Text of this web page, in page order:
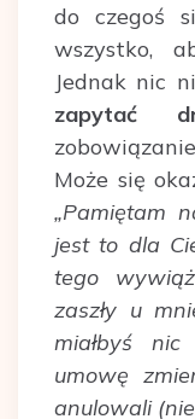
do czegoś
wszystko,
Jednak nic
zapytać
Może się
„Pamiętam
jest to dla
tego
zaszły u
miałbyś
umowę
anulowali